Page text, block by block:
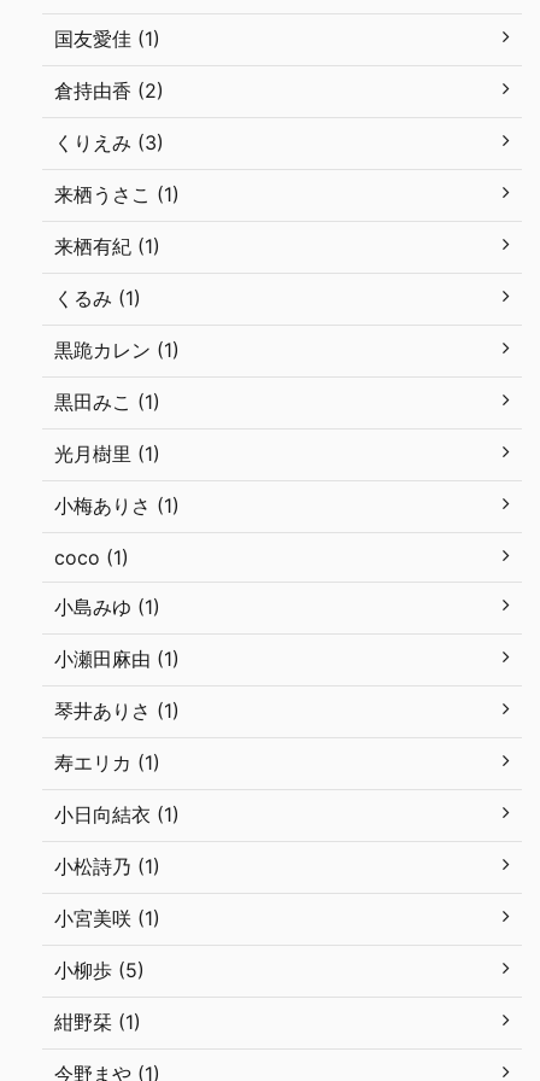
国友愛佳 (1)
倉持由香 (2)
くりえみ (3)
来栖うさこ (1)
来栖有紀 (1)
くるみ (1)
黒跪カレン (1)
黒田みこ (1)
光月樹里 (1)
小梅ありさ (1)
coco (1)
小島みゆ (1)
小瀬田麻由 (1)
琴井ありさ (1)
寿エリカ (1)
小日向結衣 (1)
小松詩乃 (1)
小宮美咲 (1)
小柳歩 (5)
紺野栞 (1)
今野まや (1)